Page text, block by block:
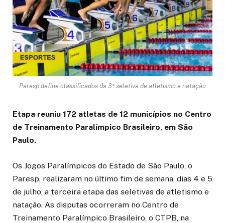
Paresp define classificados da 3ª seletiva de atletismo e natação
Etapa reuniu 172 atletas de 12 municípios no Centro
de Treinamento Paralímpico Brasileiro, em São
Paulo.
Os Jogos Paralímpicos do Estado de São Paulo, o
Paresp, realizaram no último fim de semana, dias 4 e 5
de julho, a terceira etapa das seletivas de atletismo e
natação. As disputas ocorreram no Centro de
Treinamento Paralímpico Brasileiro, o CTPB, na